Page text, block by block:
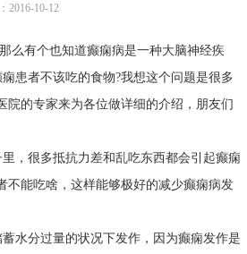
2016-10-12
么有个也知道癫痫病是一种大脑神经疾
患者不该吃的食物?我想这个问题是很多
院的专家来为各位做详细的介绍，朋友们
，很多抵抗力差和乱吃东西都会引起癫痫
不能吃啥，这样能够极好的减少癫痫病发
水分过量的状况下发作，因为癫痫发作是